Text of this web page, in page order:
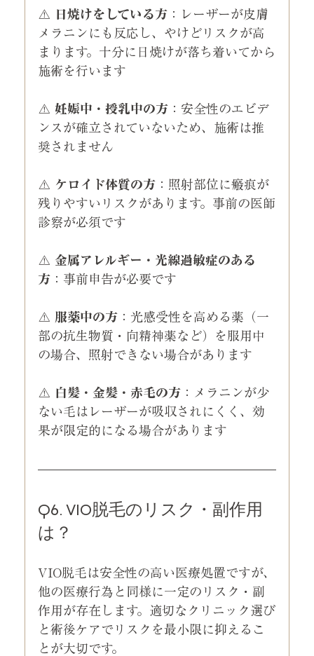
⚠️ 日焼けをしている方 ：レーザーが皮膚
メラニンにも反応し、やけどリスクが高
まります。十分に日焼けが落ち着いてから
施術を行います
⚠️ 妊娠中・授乳中の方 ：安全性のエビデ
ンスが確立されていないため、施術は推
奨されません
⚠️ ケロイド体質の方 ：照射部位に瘢痕が
残りやすいリスクがあります。事前の医師
診察が必須です
⚠️ 金属アレルギー・光線過敏症のある
方 ：事前申告が必要です
⚠️ 服薬中の方 ：光感受性を高める薬（一
部の抗生物質・向精神薬など）を服用中
の場合、照射できない場合があります
⚠️ 白髪・金髪・赤毛の方 ：メラニンが少
ない毛はレーザーが吸収されにくく、効
果が限定的になる場合があります
Q6. VIO脱毛のリスク・副作用
は？
VIO脱毛は安全性の高い医療処置ですが、
他の医療行為と同様に一定のリスク・副
作用が存在します。適切なクリニック選び
と術後ケアでリスクを最小限に抑えるこ
とが大切です。